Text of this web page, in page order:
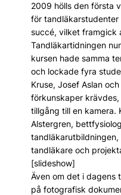
2009 hölls den första
för
succé, vilket framgick
Tandläkartidningen
kursen hade samma
och lockade fyra
Kruse, Josef Aslan
förkunskaper
tillgång till en kamera.
Alstergren,
tandläkarutbildningen,
tandläkare och
[slideshow]
Även om det i dagens
på fotografisk